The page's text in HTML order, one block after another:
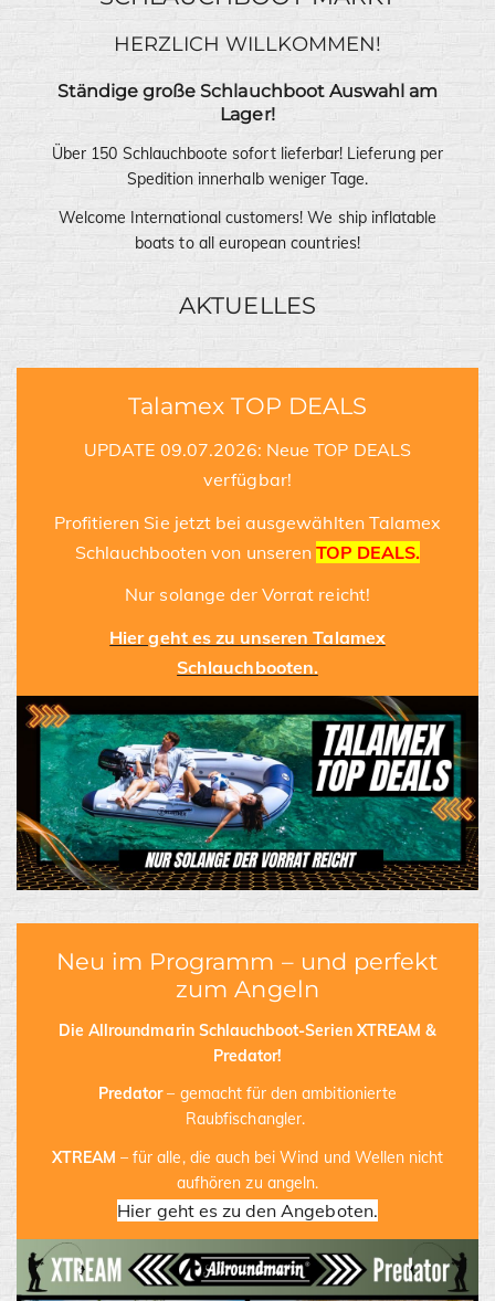
HERZLICH WILLKOMMEN!
Ständige große Schlauchboot Auswahl am
Lager!
Über 150 Schlauchboote sofort lieferbar! Lieferung per
Spedition innerhalb weniger Tage.
Welcome International customers! We ship inflatable
boats to all european countries!
AKTUELLES
Talamex TOP DEALS
UPDATE 09.07.2026: Neue TOP DEALS
verfügbar!
Profitieren Sie jetzt bei ausgewählten Talamex
Schlauchbooten von unseren TOP DEALS.
Nur solange der Vorrat reicht!
Hier geht es zu unseren Talamex
Schlauchbooten.
Neu im Programm – und perfekt
zum Angeln
Die Allroundmarin Schlauchboot-Serien XTREAM &
Predator!
Predator– gemacht für den ambitionierte
Raubfischangler.
XTREAM – für alle, die auch bei Wind und Wellen nicht
aufhören zu angeln.
Hier geht es zu den Angeboten.